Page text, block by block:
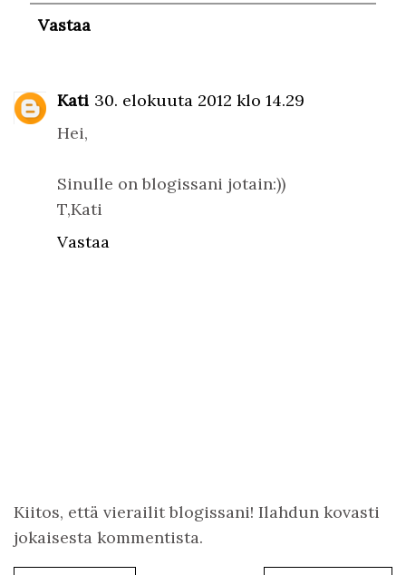
Vastaa
Kati 30. elokuuta 2012 klo 14.29
Hei,
Sinulle on blogissani jotain:))
T,Kati
Vastaa
Kiitos, että vierailit blogissani! Ilahdun kovasti
jokaisesta kommentista.